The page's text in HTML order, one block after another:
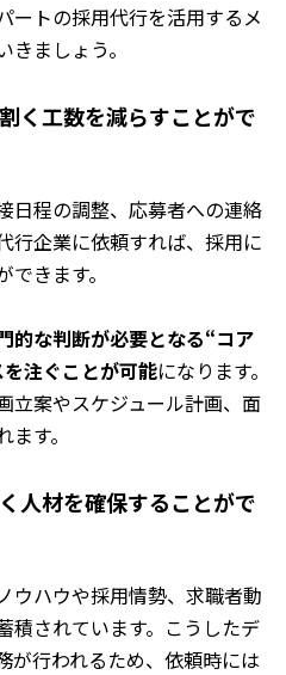
ートの採用代行を活用するメ
ましょう。
く工数を減らすことがで
日程の調整、応募者への連絡
行企業に依頼すれば、採用に
きます。
的な判断が必要となる“コア
注ぐことが可能になります。
立案やスケジュール計画、面
す。
人材を確保することがで
ウハウや採用情勢、求職者動
積されています。こうしたデ
が行われるため、依頼時には